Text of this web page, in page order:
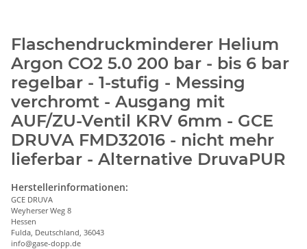
Flaschendruckminderer Helium
Argon CO2 5.0 200 bar - bis 6 bar
regelbar - 1-stufig - Messing
verchromt - Ausgang mit
AUF/ZU-Ventil KRV 6mm - GCE
DRUVA FMD32016 - nicht mehr
lieferbar - Alternative DruvaPUR
Herstellerinformationen:
GCE DRUVA
Weyherser Weg 8
Hessen
Fulda, Deutschland, 36043
info@gase-dopp.de